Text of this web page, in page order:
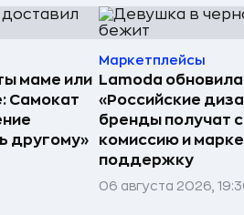
маме или
Самокат
другому»
Маркетплейсы
Lamoda
«Российские
бренды получат
комиссию и
поддержку
06 августа 2026,